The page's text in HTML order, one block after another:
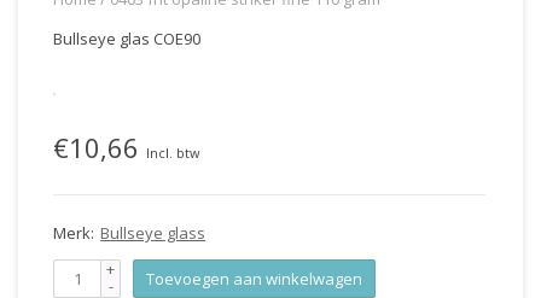
Bullseye glas COE90
€10,66 Incl. btw
Merk: Bullseye glass
+
- Toevoegen aan winkelwagen